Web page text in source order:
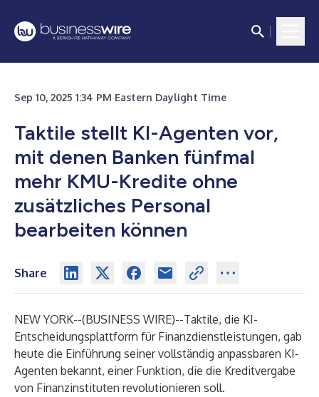
Sep 10, 2025 1:34 PM Eastern Daylight Time
Taktile stellt KI-Agenten vor,
mit denen Banken fünfmal
mehr KMU-Kredite ohne
zusätzliches Personal
bearbeiten können
Share
NEW YORK--(BUSINESS WIRE)--Taktile, die KI-
Entscheidungsplattform für Finanzdienstleistungen, gab
heute die Einführung seinervollständig anpassbaren KI-
Agenten bekannt, einer Funktion, die die Kreditvergabe
von Finanzinstituten revolutionieren soll.